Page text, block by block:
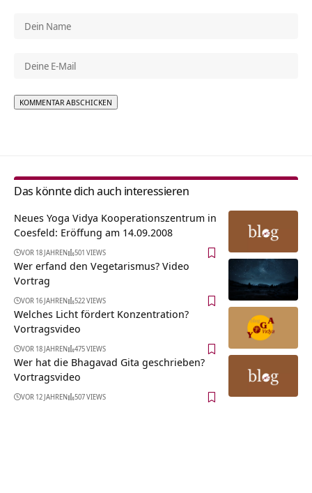
Das könnte dich auch interessieren
Neues Yoga Vidya Kooperationszentrum in
Coesfeld: Eröffung am 14.09.2008
VOR 18 JAHREN 501 VIEWS
Wer erfand den Vegetarismus? Video
Vortrag
VOR 16 JAHREN 522 VIEWS
Welches Licht fördert Konzentration?
Vortragsvideo
VOR 18 JAHREN 475 VIEWS
Wer hat die Bhagavad Gita geschrieben?
Vortragsvideo
VOR 12 JAHREN 507 VIEWS